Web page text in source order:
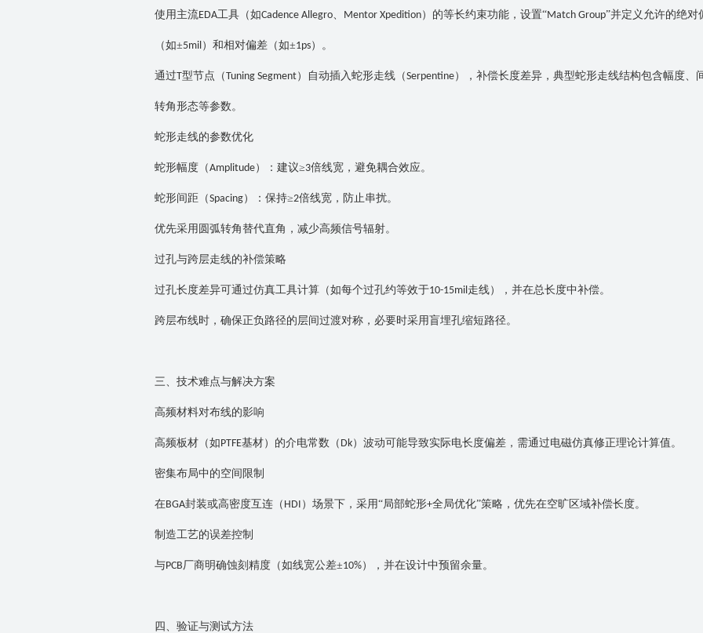
使用主流EDA工具（如Cadence Allegro、 Mentor Xpedition）的等长约束功能，设置“Match Group”并定义允许的绝对
（如±5mil）和相对偏差（如±1ps）。
通过T型节点（Tuning Segment）自动插入蛇形走线（Serpentine），补偿长度差异，典型蛇形走线结构包含幅度、
转角形态等参数。
蛇形走线的参数优化
蛇形幅度（Amplitude）：建议≥3倍线宽，避免耦合效应。
蛇形间距（Spacing）：保持≥2倍线宽，防止串扰。
优先采用圆弧转角替代直角，减少高频信号辐射。
过孔与跨层走线的补偿策略
过孔长度差异可通过仿真工具计算（如每个过孔约等效于10-15mil走线），并在总长度中补偿。
跨层布线时，确保正负路径的层间过渡对称，必要时采用盲埋孔缩短路径。
三、技术难点与解决方案
高频材料对布线的影响
高频板材（如PTFE基材）的介电常数（ Dk）波动可能导致实际电长度偏差，需通过电磁仿真修正理论计算值。
密集布局中的空间限制
在BGA封装或高密度互连（ HDI ）场景下，采用“局部蛇形+全局优化”策略，优先在空旷区域补偿长度。
制造工艺的误差控制
与PCB厂商明确蚀刻精度（如线宽公差±10%），并在设计中预留余量。
四、验证与测试方法